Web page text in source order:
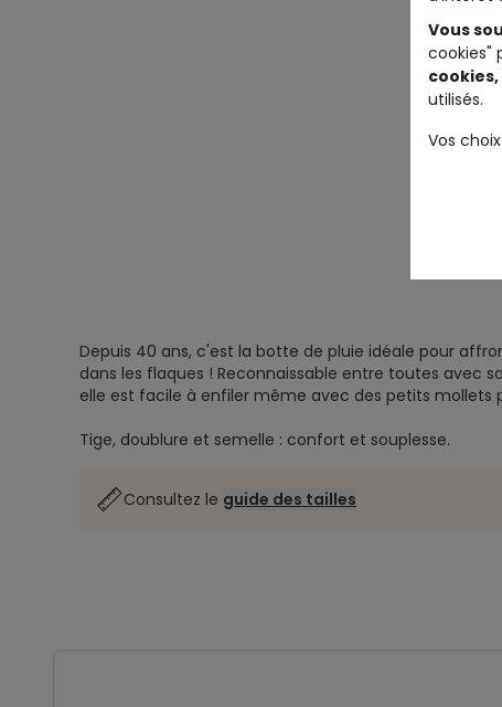
Depuis 40 ans, c'est la botte de pluie idéale pour
dans les flaques ! Reconnaissable entre toutes avec
elle est facile à enfiler même avec des petits mollets
Tige, doublure et semelle : confort et souplesse.
Consultez le guide des tailles
Vous
cookies"
cookies,
utilisés.
Vos